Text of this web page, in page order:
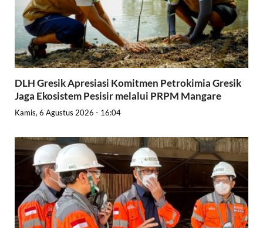
DLH Gresik Apresiasi Komitmen Petrokimia Gresik
Jaga Ekosistem Pesisir melalui PRPM Mangare
Kamis, 6 Agustus 2026 - 16:04